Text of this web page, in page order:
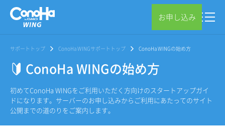
お申し込み
サポートトップ ConoHa WINGサポートトップ ConoHa WINGの始め方
ConoHa WINGの始め方
初めてConoHa WINGをご利用いただく方向けのスタートアップガイ
ドになります。サーバーのお申し込みからご利用にあたってのサイト
公開までの道のりをご案内します。